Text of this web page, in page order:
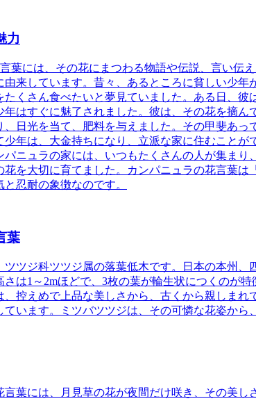
力
葉には、その花にまつわる物語や伝説、言い伝
来しています。 昔々、あるところに貧しい少年
くさん食べたいと夢見ていました。ある日、彼
はすぐに魅了されました。彼は、その花を摘ん
日光を当て、肥料を与えました。その甲斐あっ
年は、大金持ちになり、立派な家に住むことが
ニュラの家には、いつもたくさんの人が集まり
を大切に育てました。カンパニュラの花言葉は
忍耐の象徴なのです。
葉
ツツジ科ツツジ属の落葉低木です。日本の本州、
は1～2mほどで、3枚の葉が輪生状につくのが
控えめで上品な美しさから、古くから親しまれ
います。ミツバツツジは、その可憐な花姿から
言葉には、月見草の花が夜間だけ咲き、その美し